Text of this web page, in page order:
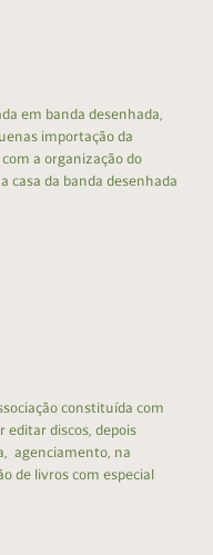
em banda desenhada,
importação da
a organização do
casa da banda desenhada
constituída com
editar discos, depois
agenciamento, na
de livros com especial